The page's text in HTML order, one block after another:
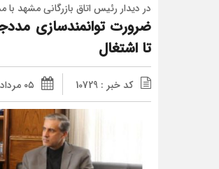
در دیدار رئیس اتاق بازرگانی مشهد با
ضرورت توانمندسازی
تا اشتغال
کد خبر : 10729 ۰۵ مرداد ۱۴۰۲ - ۲۱:۲۳